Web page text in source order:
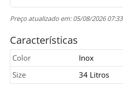
Preço atualizado em:05/08/2026 07:33
Características
Color
Inox
Size
34 Litros